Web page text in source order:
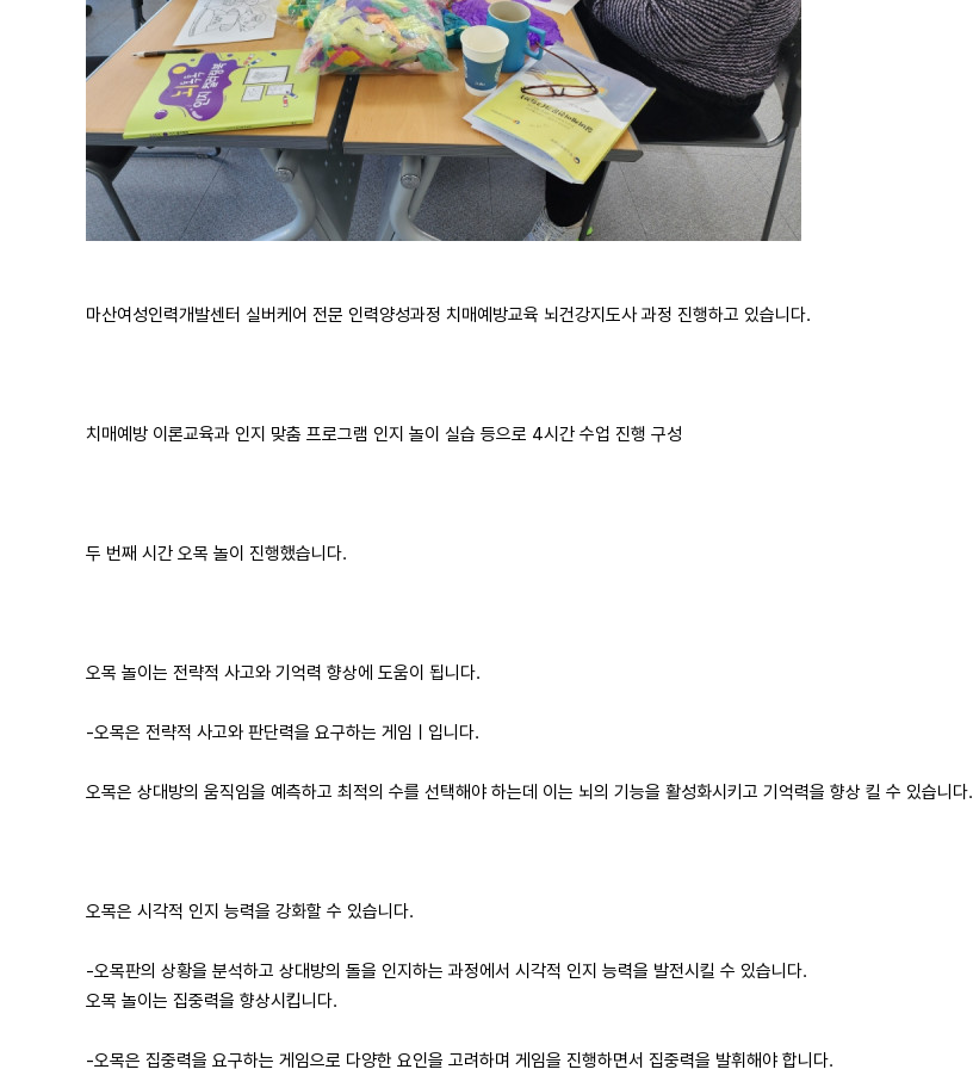
마산여성인력개발센터 실버케어 전문 인력양성과정 치매예방교육 뇌건강지도사 과정 진행하고 있습니다.
치매예방 이론교육과 인지 맞춤 프로그램 인지 놀이 실습 등으로 4시간 수업 진행 구성
두 번째 시간 오목 놀이 진행했습니다.
오목 놀이는 전략적 사고와 기억력 향상에 도움이 됩니다.
-오목은 전략적 사고와 판단력을 요구하는 게임ㅣ입니다.
오목은 상대방의 움직임을 예측하고 최적의 수를 선택해야 하는데 이는 뇌의 기능을 활성화시키고 기억력을 향상 킬 수 있습니다.
오목은 시각적 인지 능력을 강화할 수 있습니다.​
-오목판의 상황을 분석하고 상대방의 돌을 인지하는 과정에서 시각적 인지 능력을 발전시킬 수 있습니다.
오목 놀이는 집중력을 향상시킵니다.
-오목은 집중력을 요구하는 게임으로 다양한 요인을 고려하며 게임을 진행하면서 집중력을 발휘해야 합니다.